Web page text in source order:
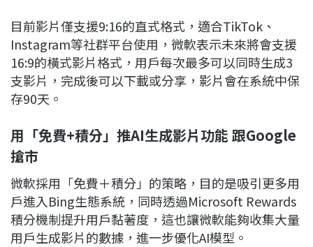
目前影片僅支援9:16的直式格式，適合TikTok、
Instagram等社群平台使用，微軟表示未來將會支援
16:9的橫式影片格式，用戶每次最多可以同時生成3
支影片，完成後可以下載或分享，影片會在系統中保
存90天。
用「免費+積分」推AI生成影片功能 跟Google
搶市
微軟採用「免費＋積分」的策略，目的是吸引更多用
戶進入Bing生態系統，同時透過Microsoft Rewards
積分機制提升用戶黏著度，這也讓微軟能夠收集大量
用戶生成影片的數據，進一步優化AI模型。